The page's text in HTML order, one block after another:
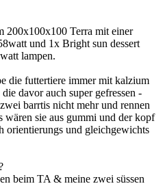
200x100x100 Terra mit einer
und 1x Bright sun dessert
lampen.
die futtertiere immer mit kalzium
davor auch super gefressen -
barrtis nicht mehr und rennen
wären sie aus gummi und der kopf
orientierungs und gleichgewichts
beim TA & meine zwei süssen